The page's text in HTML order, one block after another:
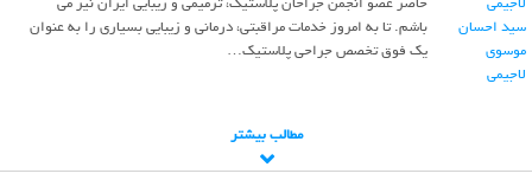
سید احسان
موسوی
لاجیمی
باشم. تا به امروز خدمات مراقبتی، درمانی و زیبایی بسیاری را به عنوان
یک فوق تخصص جراحی پلاستیک…
مطالب بیشتر